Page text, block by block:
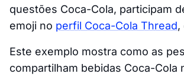
questões Coca-Cola, participam
emoji no perfil Coca-Cola Thread,
Este exemplo mostra como as
compartilham bebidas Coca-Cola